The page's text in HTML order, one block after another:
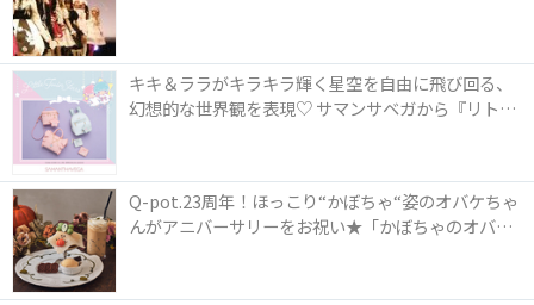
キキ＆ララがキラキラ輝く星空を自由に飛び回る、
幻想的な世界観を表現♡ サマンサベガから『リトル
Q-pot.23周年！ほっこり“かぼちゃ“姿のオバケちゃ
んがアニバーサリーをお祝い★「かぼちゃのオバケ